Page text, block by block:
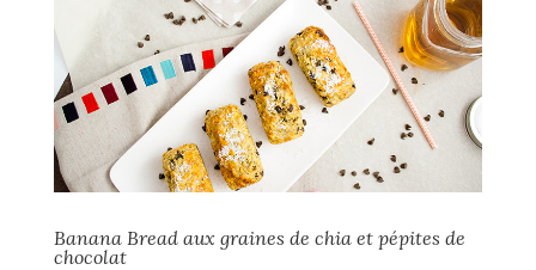
Banana Bread aux graines de chia et pépites de
chocolat